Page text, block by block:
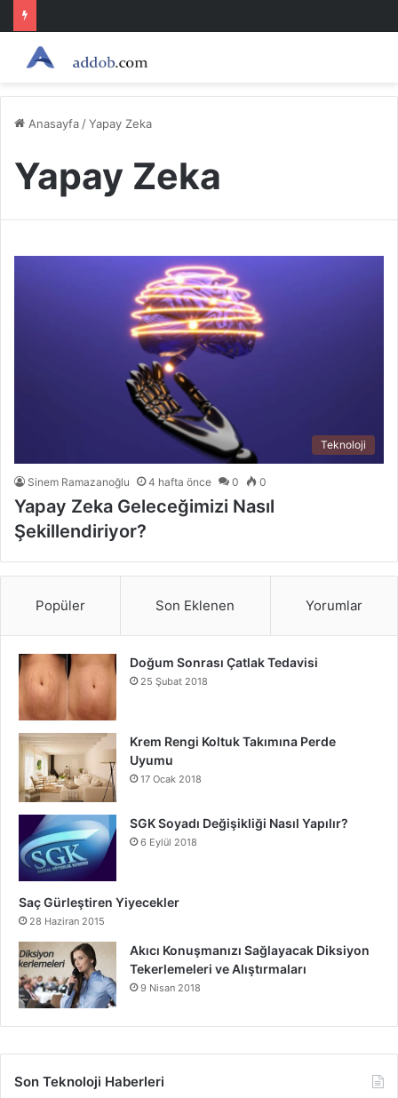
Anasayfa /Yapay Zeka
Yapay Zeka
Teknoloji
Sinem Ramazanoğlu 4 hafta önce 0 0
Yapay Zeka Geleceğimizi Nasıl
Şekillendiriyor?
Popüler Son Eklenen Yorumlar
Doğum Sonrası Çatlak Tedavisi
25 Şubat 2018
Krem Rengi Koltuk Takımına Perde
Uyumu
17 Ocak 2018
SGK Soyadı Değişikliği Nasıl Yapılır?
6 Eylül 2018
Saç Gürleştiren Yiyecekler
28 Haziran 2015
Akıcı Konuşmanızı Sağlayacak Diksiyon
Tekerlemeleri ve Alıştırmaları
9 Nisan 2018
Son Teknoloji Haberleri